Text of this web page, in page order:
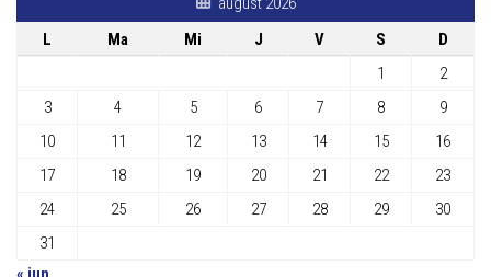
L
Ma Mi J V S
D
1
2
3
4 5 6 7 8
9
10
11 12 13 14 15
16
17
18 19 20 21 22
23
24
25 26 27 28 29
30
31